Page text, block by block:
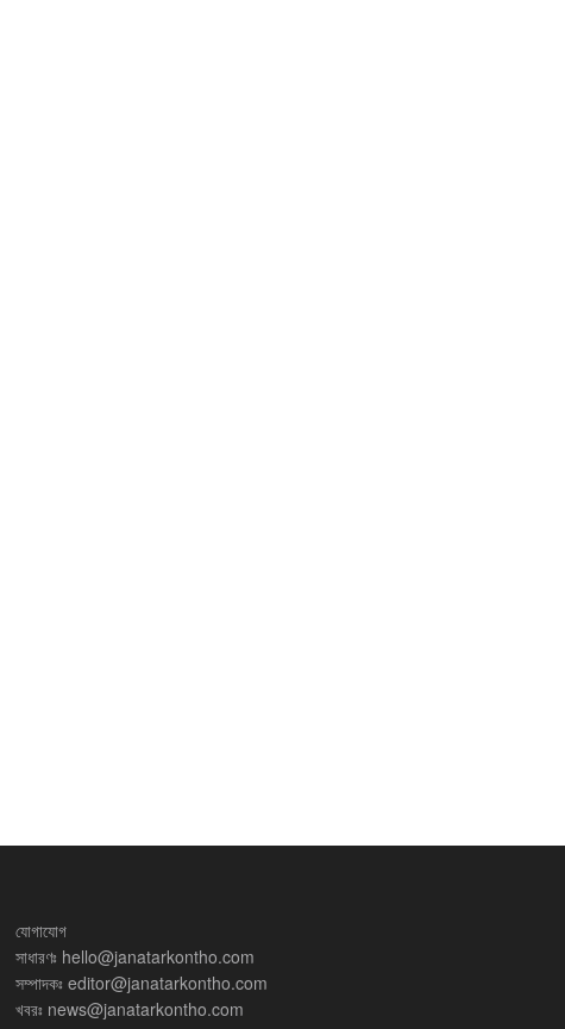
যোগাযোগ
সাধারণঃ hello@janatarkontho.com
সম্পাদকঃ editor@janatarkontho.com
খবরঃ news@janatarkontho.com